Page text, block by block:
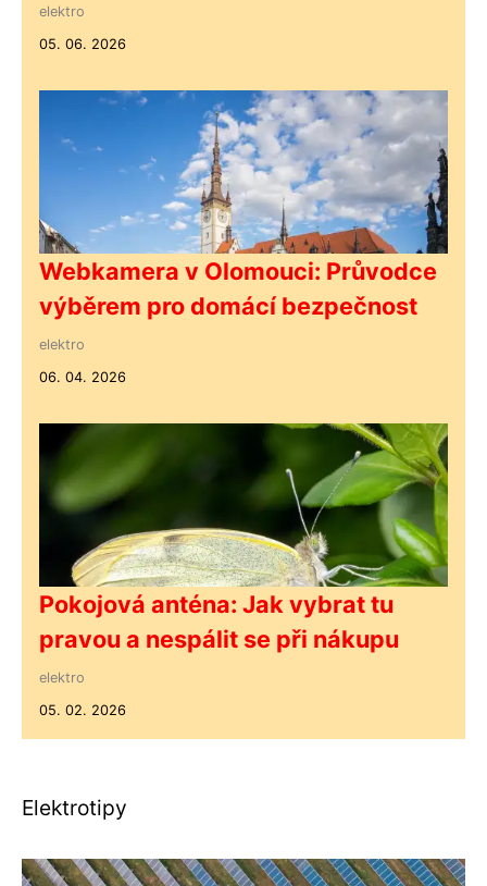
elektro
05. 06. 2026
Webkamera v Olomouci: Průvodce
výběrem pro domácí bezpečnost
elektro
06. 04. 2026
Pokojová anténa: Jak vybrat tu
pravou a nespálit se při nákupu
elektro
05. 02. 2026
Elektrotipy